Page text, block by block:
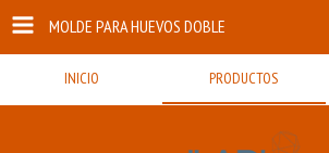
MOLDE PARA HUEVOS DOBLE
INICIO PRODUCTOS